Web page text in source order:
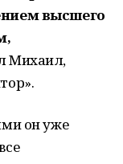
высшего
Михаил,
он уже